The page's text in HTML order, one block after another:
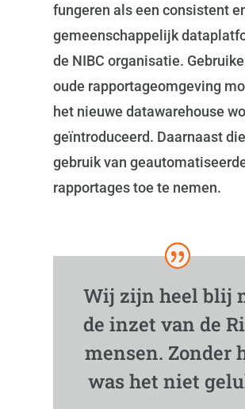
fungeren als een consistent
gemeenschappelijk
de NIBC organisatie.
oude rapportageomgeving
het nieuwe datawarehouse
geïntroduceerd. Daarnaast
gebruik van
rapportages toe te nemen.
Wij zijn heel blij
de inzet van de
mensen. Zonder
was het niet